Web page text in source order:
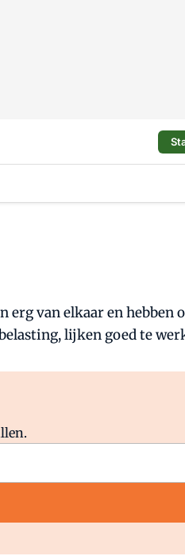
van elkaar en
lijken goed te